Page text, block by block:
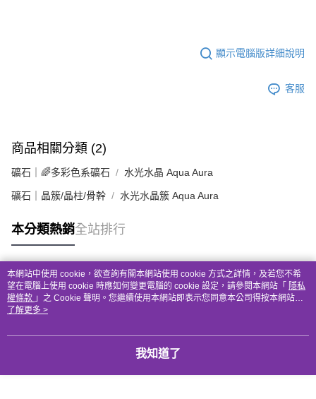
顯示電腦版詳細說明
客服
商品相關分類 (2)
礦石｜🌈多彩色系礦石 水光水晶 Aqua Aura
礦石｜晶簇/晶柱/骨幹 水光水晶簇 Aqua Aura
本分類熱銷全站排行
熱門標籤
本網站中使用 cookie，欲查詢有關本網站使用 cookie 方式之詳情，及若您不希
望在電腦上使用 cookie 時應如何變更電腦的 cookie 設定，請參閱本網站「 隱私
權條款 」之 Cookie 聲明。您繼續使用本網站即表示您同意本公司得按本網站使
用條款之 Cookie 聲明使用 cookie。
了解更多 >
我知道了